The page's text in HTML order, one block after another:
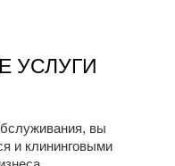
УСЛУГИ
вы
и клининговыми